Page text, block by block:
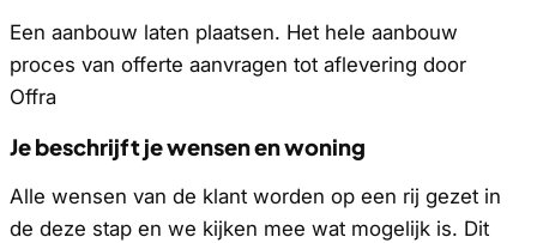
Een aanbouw laten plaatsen. Het hele aanbouw
proces van offerte aanvragen tot aflevering door
Offra
Je beschrijft je wensen en woning
Alle wensen van de klant worden op een rij gezet in
de deze stap en we kijken mee wat mogelijk is. Dit